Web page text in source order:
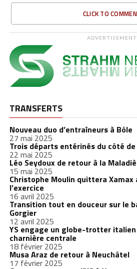
CLICK TO
ADVERTISEMENT
TRANSFERTS
Nouveau duo d’entraîneurs à Bôle
27 mai 2025
Trois départs entérinés du côté
22 mai 2025
Léo Seydoux de retour à la
15 mai 2025
Christophe Moulin quittera Xamax
l’exercice
16 avril 2025
Transition tout en douceur sur le
Gorgier
12 avril 2025
YS engage un globe-trotter
charnière centrale
18 février 2025
Musa Araz de retour à Neuchâtel
17 février 2025